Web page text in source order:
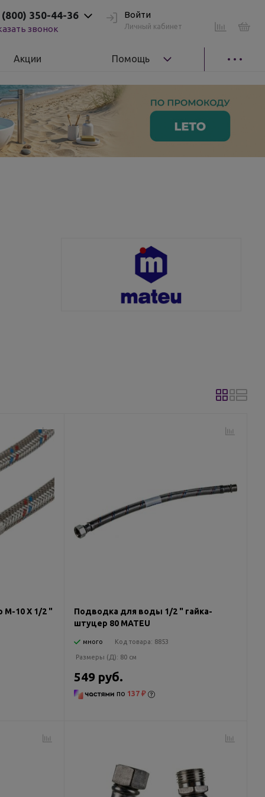
(800) 350-44-36
звонок
Войти
Личный кабинет
Акции Помощь
М-10 Х 1/2 "
Подводка для воды 1/2 " гайка-
штуцер 80 MATEU
много Код товара: 8853
Размеры (Д): 80 см
549 руб.
по 137 ₽